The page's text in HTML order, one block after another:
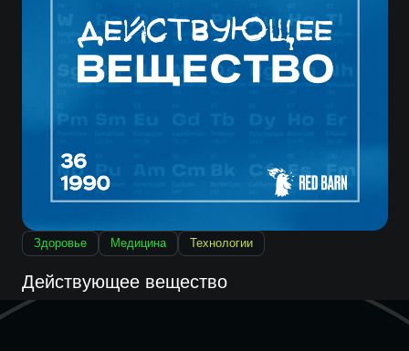
Здоровье Медицина Технологии
Действующее вещество